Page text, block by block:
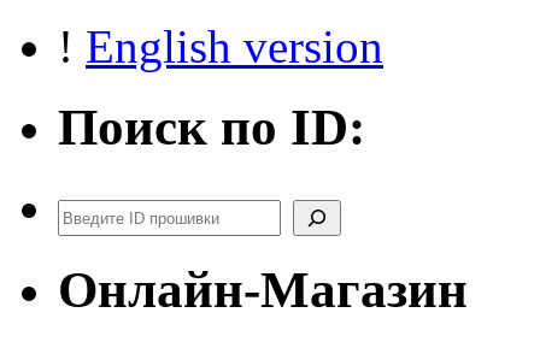
! English version
Поиск по ID:
Поиск
Онлайн-Магазин